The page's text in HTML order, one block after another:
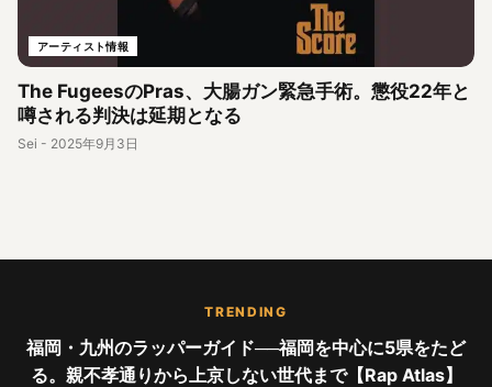
アーティスト情報
The FugeesのPras、大腸ガン緊急手術。懲役22年と
噂される判決は延期となる
Sei - 2025年9月3日
TRENDING
福岡・九州のラッパーガイド──福岡を中心に5県をたど
る。親不孝通りから上京しない世代まで【Rap Atlas】